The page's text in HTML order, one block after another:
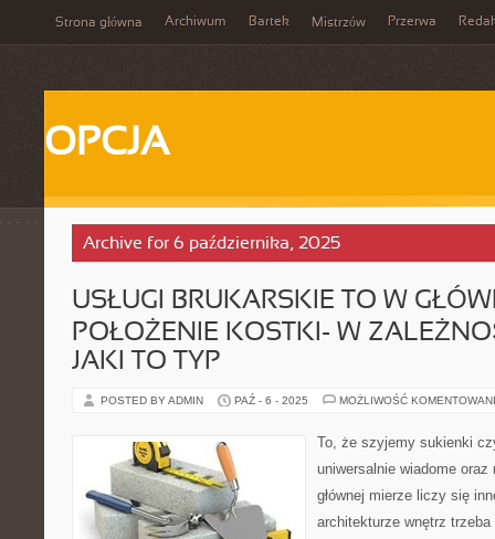
Strona główna Archiwum Bartek Mistrzów Przerwa
OPCJA
Archive for 6 października, 2025
USŁUGI BRUKARSKIE TO W
POŁOŻENIE KOSTKI- W
JAKI TO TYP
POSTED BY ADMIN PAŹ - 6 - 2025 MOŻLIWOŚĆ
To, że szyjemy sukienki
uniwersalnie wiadome
głównej mierze liczy się
architekturze wnętrz